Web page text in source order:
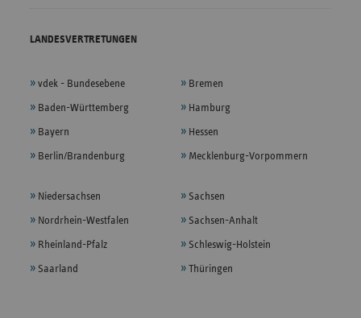
LANDESVERTRETUNGEN
vdek - Bundesebene
Baden-Württemberg
Bayern
Berlin/Brandenburg
Bremen
Hamburg
Hessen
Mecklenburg-Vorpommern
Niedersachsen
Nordrhein-Westfalen
Rheinland-Pfalz
Saarland
Sachsen
Sachsen-Anhalt
Schleswig-Holstein
Thüringen